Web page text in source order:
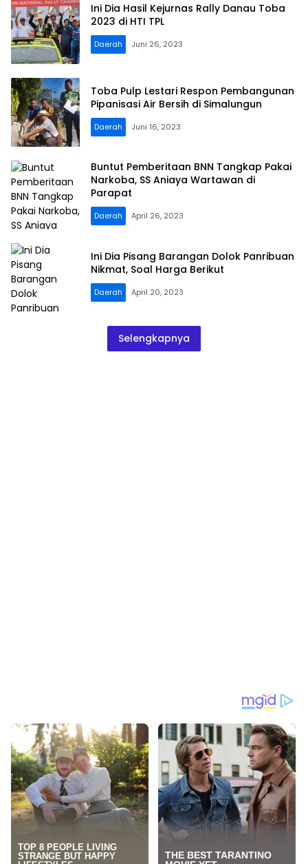
Ini Dia Hasil Kejurnas Rally Danau Toba
2023 di HTI TPL
Daerah Juni 26, 2023
Toba Pulp Lestari Respon Pembangunan
Pipanisasi Air Bersih di Simalungun
Daerah Juni 16, 2023
Buntut Pemberitaan BNN Tangkap Pakai
Narkoba, SS Aniaya Wartawan di
Parapat
Daerah April 26, 2023
Ini Dia Pisang Barangan Dolok Panribuan
Nikmat, Soal Harga Berikut
Daerah April 20, 2023
Selengkapnya